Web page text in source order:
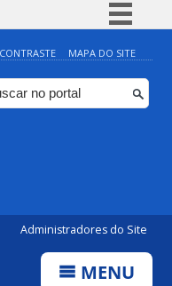
Simplifique!
Comunica BR
Participe
MAPA DO SITE
Administradores do Site
MENU